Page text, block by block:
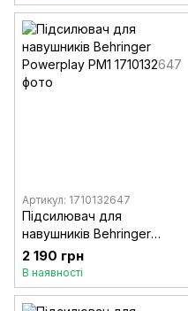
Артикул: 1710132647
Підсилювач для
навушників Behringer
Powerplay PM1
2 190 грн
В наявності